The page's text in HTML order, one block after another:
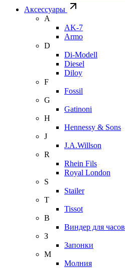
Аксессуары
A
AK-7
Armo
D
Di-Modell
Diesel
Diloy
F
Fossil
G
Gatinoni
H
Hennessy & Sons
J
J.A.Willson
R
Rhein Fils
Royal London
S
Stailer
T
Tissot
В
Виндер для часов
З
Запонки
М
Молния